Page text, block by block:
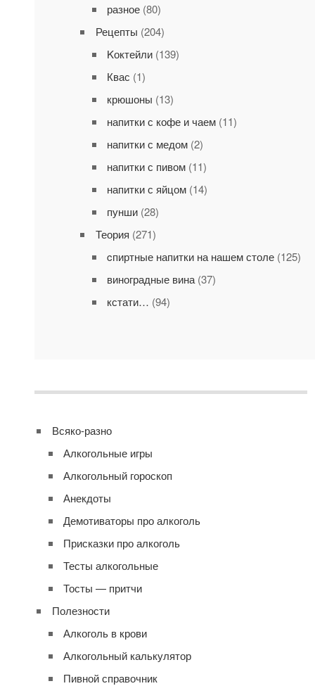
разное(80)
Рецепты (204)
Kоктейли(139)
Квас (1)
крюшоны (13)
напитки с кофе и чаем(11)
напитки с медом(2)
напитки с пивом(11)
напитки с яйцом(14)
пунши(28)
Теория (271)
cпиртные напитки на нашем столе(125)
виноградные вина(37)
кстати… (94)
Всяко-разно
Алкогольные игры
Алкогольный гороскоп
Анекдоты
Демотиваторы про алкоголь
Присказки про алкоголь
Тесты алкогольные
Тосты — притчи
Полезности
Алкоголь в крови
Алкогольный калькулятор
Пивной справочник